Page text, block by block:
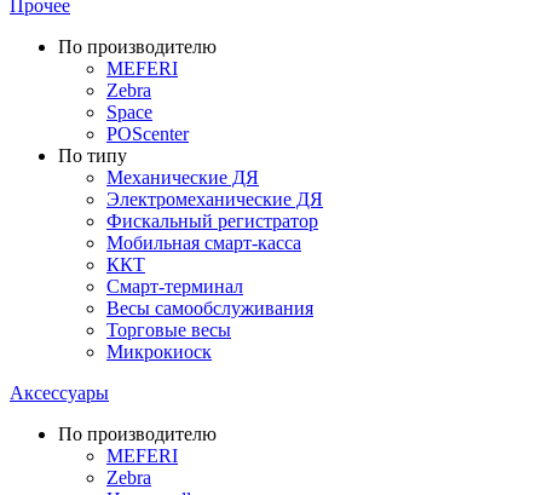
Прочее
По производителю
MEFERI
Zebra
Space
POScenter
По типу
Механические ДЯ
Электромеханические ДЯ
Фискальный регистратор
Мобильная смарт-касса
ККТ
Смарт-терминал
Весы самообслуживания
Торговые весы
Микрокиоск
Аксессуары
По производителю
MEFERI
Zebra